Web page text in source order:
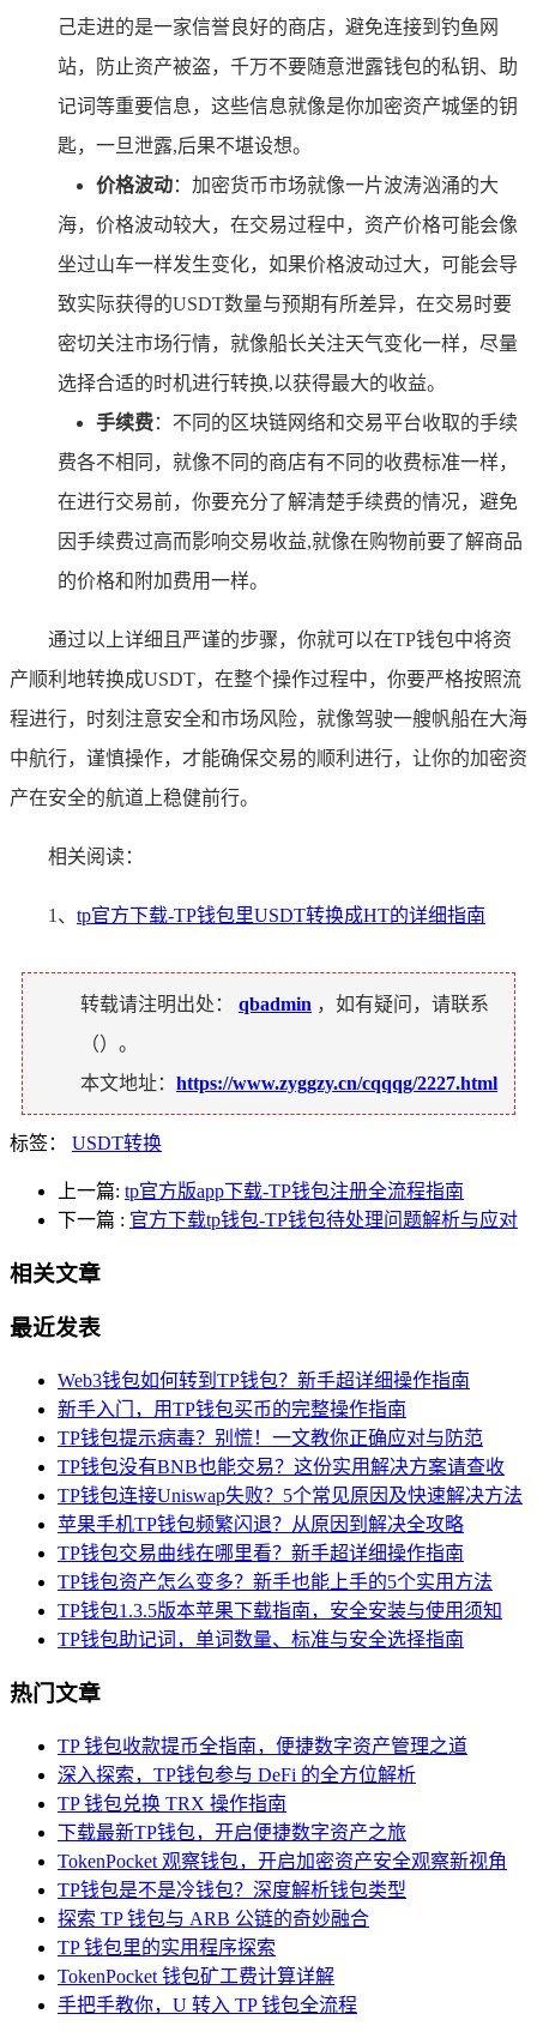
己走进的是一家信誉良好的商店，避免连接到钓鱼网
站，防止资产被盗，千万不要随意泄露钱包的私钥、助
记词等重要信息，这些信息就像是你加密资产城堡的钥
匙，一旦泄露,后果不堪设想。
价格波动：加密货币市场就像一片波涛汹涌的大
海，价格波动较大，在交易过程中，资产价格可能会像
坐过山车一样发生变化，如果价格波动过大，可能会导
致实际获得的USDT数量与预期有所差异，在交易时要
密切关注市场行情，就像船长关注天气变化一样，尽量
选择合适的时机进行转换,以获得最大的收益。
手续费：不同的区块链网络和交易平台收取的手续
费各不相同，就像不同的商店有不同的收费标准一样，
在进行交易前，你要充分了解清楚手续费的情况，避免
因手续费过高而影响交易收益,就像在购物前要了解商品
的价格和附加费用一样。
通过以上详细且严谨的步骤，你就可以在TP钱包中将资
产顺利地转换成USDT，在整个操作过程中，你要严格按照流
程进行，时刻注意安全和市场风险，就像驾驶一艘帆船在大海
中航行，谨慎操作，才能确保交易的顺利进行，让你的加密资
产在安全的航道上稳健前行。
相关阅读：
1、 tp官方下载-TP钱包里USDT转换成HT的详细指南
转载请注明出处： qbadmin ，如有疑问，请联系
（）。
本文地址： https://www.zyggzy.cn/cqqqg/2227.html
标签： USDT转换
上一篇: tp官方版app下载-TP钱包注册全流程指南
下一篇 : 官方下载tp钱包-TP钱包待处理问题解析与应对
相关文章
最近发表
Web3钱包如何转到TP钱包？新手超详细操作指南
新手入门，用TP钱包买币的完整操作指南
TP钱包提示病毒？别慌！一文教你正确应对与防范
TP钱包没有BNB也能交易？这份实用解决方案请查收
TP钱包连接Uniswap失败？5个常见原因及快速解决方法
苹果手机TP钱包频繁闪退？从原因到解决全攻略
TP钱包交易曲线在哪里看？新手超详细操作指南
TP钱包资产怎么变多？新手也能上手的5个实用方法
TP钱包1.3.5版本苹果下载指南，安全安装与使用须知
TP钱包助记词，单词数量、标准与安全选择指南
热门文章
TP 钱包收款提币全指南，便捷数字资产管理之道
深入探索，TP钱包参与 DeFi 的全方位解析
TP 钱包兑换 TRX 操作指南
下载最新TP钱包，开启便捷数字资产之旅
TokenPocket 观察钱包，开启加密资产安全观察新视角
TP钱包是不是冷钱包？深度解析钱包类型
探索 TP 钱包与 ARB 公链的奇妙融合
TP 钱包里的实用程序探索
TokenPocket 钱包矿工费计算详解
手把手教你，U 转入 TP 钱包全流程